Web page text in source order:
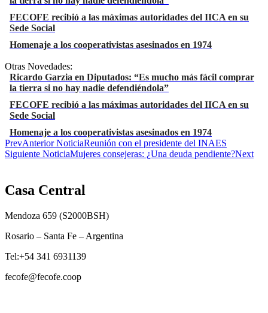
FECOFE recibió a las máximas autoridades del IICA en su
Sede Social
Homenaje a los cooperativistas asesinados en 1974
Otras Novedades:
Ricardo Garzia en Diputados: “Es mucho más fácil comprar
la tierra si no hay nadie defendiéndola”
FECOFE recibió a las máximas autoridades del IICA en su
Sede Social
Homenaje a los cooperativistas asesinados en 1974
PrevAnterior NoticiaReunión con el presidente del INAES
Siguiente NoticiaMujeres consejeras: ¿Una deuda pendiente?Next
Casa Central
Mendoza 659 (S2000BSH)
Rosario – Santa Fe – Argentina
Tel:+54 341 6931139
fecofe@fecofe.coop